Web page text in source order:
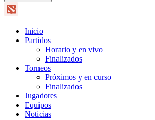
Inicio
Partidos
Horario y en vivo
Finalizados
Torneos
Próximos y en curso
Finalizados
Jugadores
Equipos
Noticias